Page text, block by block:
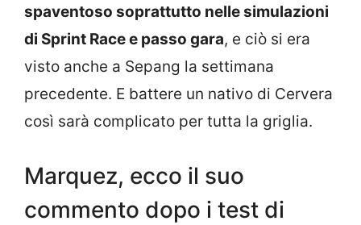
spaventoso soprattutto nelle simulazioni
di Sprint Race e passo gara, e ciò si era
visto anche a Sepang la settimana
precedente. E battere un nativo di Cervera
così sarà complicato per tutta la griglia.
Marquez, ecco il suo
commento dopo i test di